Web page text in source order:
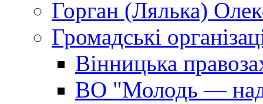
Горган (Лялька)
Громадські
Вінницька
ВО "Молодь —